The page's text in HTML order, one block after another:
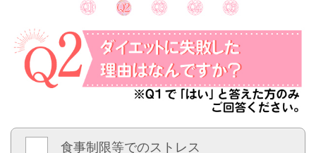
食事制限等でのストレス